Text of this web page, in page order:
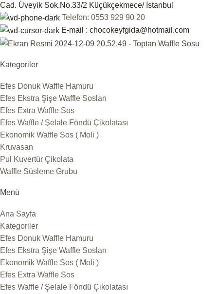
Cad. Üveyik Sok.No.33/2 Küçükçekmece/ İstanbul
Telefon: 0553 929 90 20
E-mail : chocokeyfgida@hotmail.com
Kategoriler
Efes Donuk Waffle Hamuru
Efes Ekstra Şişe Waffle Sosları
Efes Extra Waffle Sos
Efes Waffle / Şelale Föndü Çikolatası
Ekonomik Waffle Sos ( Moli )
Kruvasan
Pul Kuvertür Çikolata
Waffle Süsleme Grubu
Menü
Ana Sayfa
Kategoriler
Efes Donuk Waffle Hamuru
Efes Ekstra Şişe Waffle Sosları
Ekonomik Waffle Sos ( Moli )
Efes Extra Waffle Sos
Efes Waffle / Şelale Föndü Çikolatası